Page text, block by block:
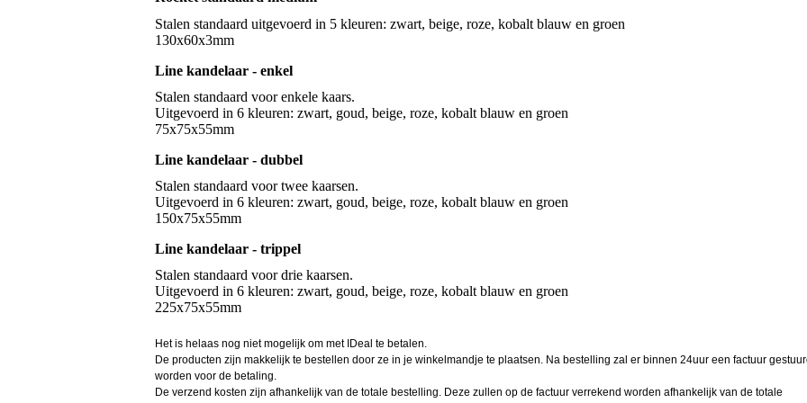
Stalen standaard uitgevoerd in 5 kleuren: zwart, beige, roze, kobalt blauw en groen
Line kandelaar - enkel
Stalen standaard voor enkele kaars.
Uitgevoerd in 6 kleuren: zwart, goud, beige, roze, kobalt blauw en groen
75x75x55mm
Line kandelaar - dubbel
Stalen standaard voor twee kaarsen.
Uitgevoerd in 6 kleuren: zwart, goud, beige, roze, kobalt blauw en groen
Line kandelaar - trippel
Stalen standaard voor drie kaarsen.
Uitgevoerd in 6 kleuren: zwart, goud, beige, roze, kobalt blauw en groen
Het is helaas nog niet mogelijk om met IDeal te betalen.
De producten zijn makkelijk te bestellen door ze in je winkelmandje te plaatsen. Na bestelling zal er binnen 24uur een factuur
worden voor de betaling.
De verzend kosten zijn afhankelijk van de totale bestelling. Deze zullen op de factuur verrekend worden afhankelijk van de totale